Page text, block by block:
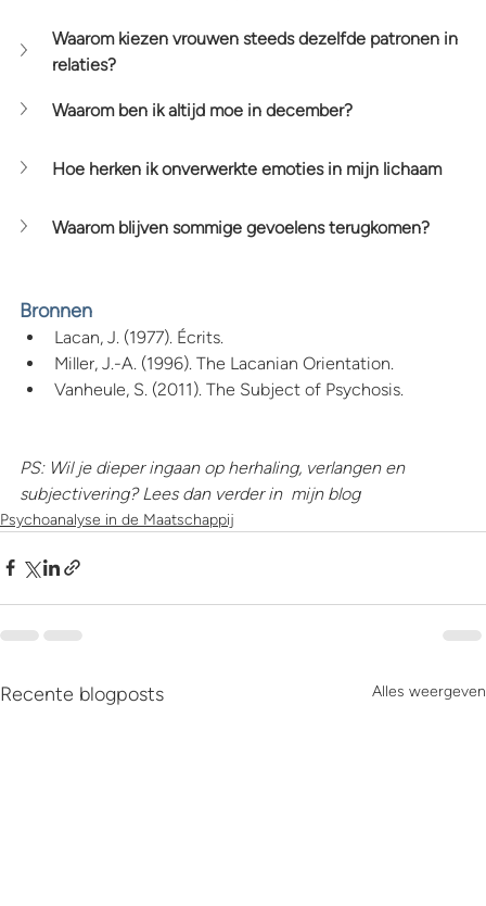
Waarom kiezen vrouwen steeds dezelfde patronen in
relaties?
Waarom ben ik altijd moe in december?
Hoe herken ik onverwerkte emoties in mijn lichaam
Waarom blijven sommige gevoelens terugkomen?
Bronnen
Lacan, J. (1977). Écrits.
Miller, J.-A. (1996). The Lacanian Orientation.
Vanheule, S. (2011). The Subject of Psychosis.
PS: Wil je dieper ingaan op herhaling, verlangen en
subjectivering? Lees dan verder in  mijn blog
Psychoanalyse in de Maatschappij
Recente blogposts Alles weergeven